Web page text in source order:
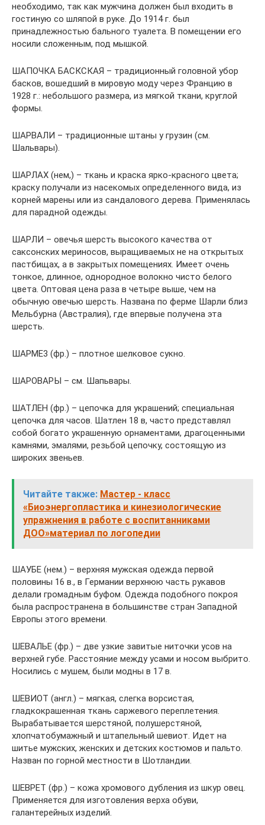
необходимо, так как мужчина должен был входить в
гостиную со шляпой в руке. До 1914 г. был
принадлежностью бального туалета. В помещении его
носили сложенным, под мышкой.
ШАПОЧКА БАСКСКАЯ – традиционный головной убор
басков, вошедший в мировую моду через Францию в
1928 г.: небольшого размера, из мягкой ткани, круглой
формы.
ШАРВАЛИ – традиционные штаны у грузин (см.
Шальвары).
ШАРЛАХ (нем,) – ткань и краска ярко-красного цвета;
краску получали из насекомых определенного вида, из
корней марены или из сандалового дерева. Применялась
для парадной одежды.
ШАРЛИ – овечья шерсть высокого качества от
саксонских мериносов, выращиваемых не на открытых
пастбищах, а в закрытых помещениях. Имеет очень
тонкое, длинное, однородное волокно чисто белого
цвета. Оптовая цена раза в четыре выше, чем на
обычную овечью шерсть. Названа по ферме Шарли близ
Мельбурна (Австралия), где впервые получена эта
шерсть.
ШАРМЕ3 (фр.) – плотное шелковое сукно.
ШАРОВАРЫ – см. Шапьвары.
ШАТЛЕН (фр.) – цепочка для украшений; специальная
цепочка для часов. Шатлен 18 в, часто представлял
собой богато украшенную орнаментами, драгоценными
камнями, эмалями, резьбой цепочку, состоящую из
широких звеньев.
Читайте также: Мастер - класс
«Биоэнергопластика и кинезиологические
упражнения в работе с воспитанниками
ДОО»материал по логопедии
ШАУБЕ (нем.) – верхняя мужская одежда первой
половины 16 в., в Германии верхнюю часть рукавов
делали громадным буфом. Одежда подобного покроя
была распространена в большинстве стран Западной
Европы этого времени.
ШЕВАЛЬЕ (фр.) – две узкие завитые ниточки усов на
верхней губе. Расстояние между усами и носом выбрито.
Носились с мушем, были модны в 17 в.
ШЕВИОТ (англ.) – мягкая, слегка ворсистая,
гладкокрашенная ткань саржевого переплетения.
Вырабатывается шерстяной, полушерстяной,
хлопчатобумажный и штапельный шевиот. Идет на
шитье мужских, женских и детских костюмов и пальто.
Назван по горной местности в Шотландии.
ШЕВРЕТ (фр.) – кожа хромового дубления из шкур овец.
Применяется для изготовления верха обуви,
галантерейных изделий.